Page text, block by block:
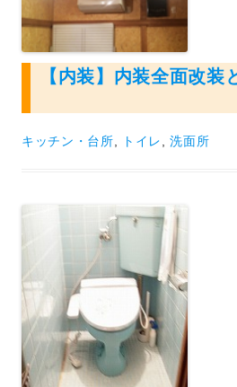
【内装】内装全面改装
キッチン・台所 トイレ ,洗面所